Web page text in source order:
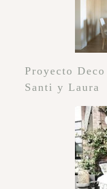
Proyecto
Santi y Laura